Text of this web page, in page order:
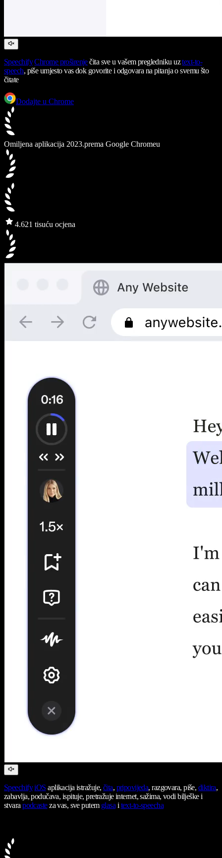
Speechify Chrome proširenječita sve u vašem pregledniku uztext-to-
speech, piše umjesto vas dok govorite i odgovara na pitanja o svemu što
čitate
Dodajte u Chrome
Omiljena aplikacija 2023.prema Google Chromeu
4.621 tisuću ocjena
Speechify iOS aplikacija istražuje, čita, pripovijeda, razgovara, piše, diktira,
zabavlja, podučava, ispituje, pretražuje internet, sažima, vodi bilješke i
stvarapodcasteza vas, sve putem glasaitext-to-speecha